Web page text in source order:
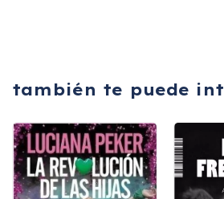
también te puede